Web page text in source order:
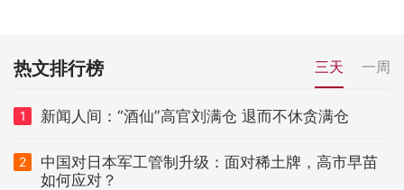
热文排行榜 三天 一周
1 新闻人间：“酒仙”高官刘满仓 退而不休贪满仓
2
中国对日本军工管制升级：面对稀土牌，高市早苗
如何应对？